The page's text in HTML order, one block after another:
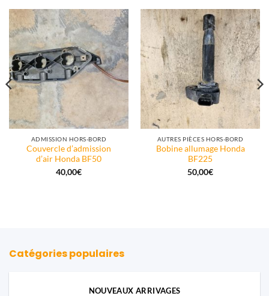
ADMISSION HORS-BORD
Couvercle d’admission
d’air Honda BF50
40,00€
AUTRES PIÈCES HORS-BORD
Bobine allumage Honda
BF225
50,00€
Catégories populaires
NOUVEAUX ARRIVAGES